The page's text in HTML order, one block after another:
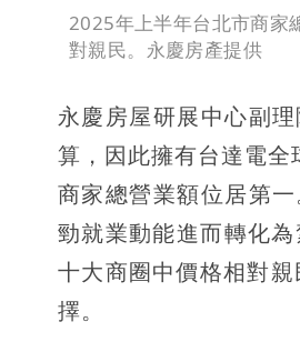
2025年上半年台北市商家
對親民。永慶房產提供
永慶房屋研展中心副
算，因此擁有台達電
商家總營業額位居第
勁就業動能進而轉化
十大商圈中價格相對
擇。